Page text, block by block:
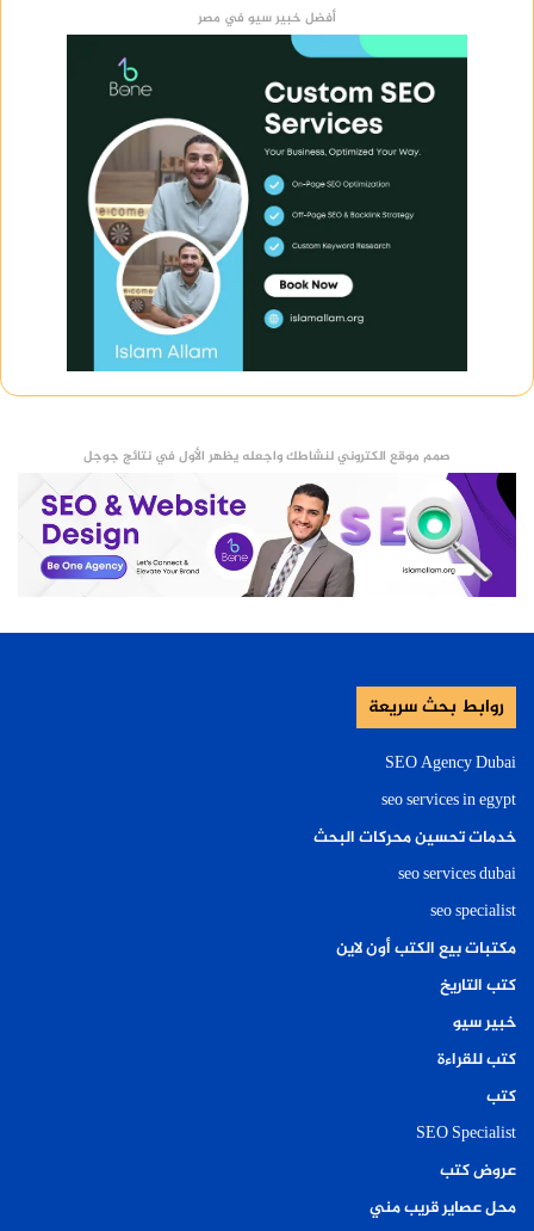
أفضل خبير سيو في مصر
صمم موقع الكتروني لنشاطك واجعله يظهر الأول في نتائج جوجل
روابط بحث سريعة
SEO Agency Dubai
seo services in egypt
خدمات تحسين محركات البحث
seo services dubai
seo specialist
مكتبات بيع الكتب أون لاين
كتب التاريخ
خبير سيو
كتب للقراءة
كتب
SEO Specialist
عروض كتب
محل عصاير قريب مني